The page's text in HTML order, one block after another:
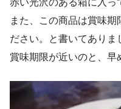
また、この商品は賞味期
ださい。と書いてありま
賞味期限が近いのと、早